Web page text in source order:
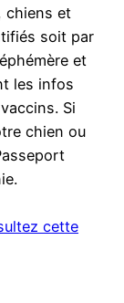
chiens et
soit par
et
les infos
Si
chien ou
cette